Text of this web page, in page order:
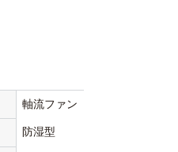
軸流ファン
防湿型